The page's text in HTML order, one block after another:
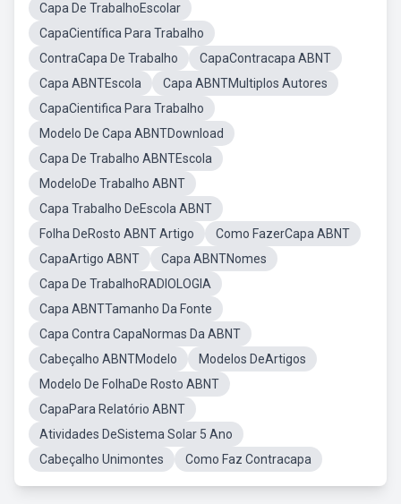
Capa De TrabalhoEscolar
CapaCientífica Para Trabalho
ContraCapa De Trabalho
CapaContracapa ABNT
Capa ABNTEscola
Capa ABNTMultiplos Autores
CapaCientifica Para Trabalho
Modelo De Capa ABNTDownload
Capa De Trabalho ABNTEscola
ModeloDe Trabalho ABNT
Capa Trabalho DeEscola ABNT
Folha DeRosto ABNT Artigo
Como FazerCapa ABNT
CapaArtigo ABNT
Capa ABNTNomes
Capa De TrabalhoRADIOLOGIA
Capa ABNTTamanho Da Fonte
Capa Contra CapaNormas Da ABNT
Cabeçalho ABNTModelo
Modelos DeArtigos
Modelo De FolhaDe Rosto ABNT
CapaPara Relatório ABNT
Atividades DeSistema Solar 5 Ano
Cabeçalho Unimontes
Como Faz Contracapa